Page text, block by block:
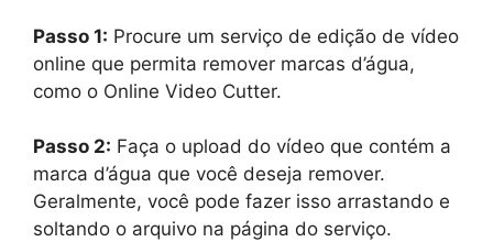
Passo 1: Procure um serviço de edição de vídeo
online que permita remover marcas d’água,
como o Online Video Cutter.
Passo 2: Faça o upload do vídeo que contém a
marca d’água que você deseja remover.
Geralmente, você pode fazer isso arrastando e
soltando o arquivo na página do serviço.